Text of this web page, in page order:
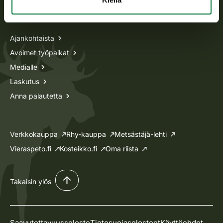
Tietoa meistä
Ajankohtaista
Avoimet työpaikat
Medialle
Laskutus
Anna palautetta
Verkkokauppa Rhy-kauppa
Metsästäjä-lehti
Vieraspeto.fi
Kosteikko.fi Oma riista
Takaisin ylös